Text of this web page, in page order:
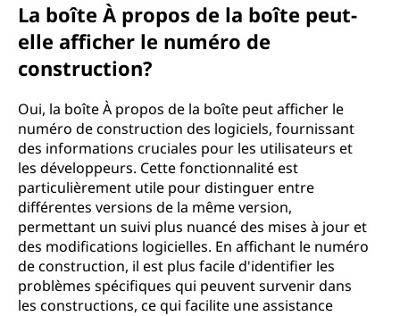
La boîte À propos de la boîte peut-
elle afficher le numéro de
construction?
Oui, la boîte À propos de la boîte peut afficher le
numéro de construction des logiciels, fournissant
des informations cruciales pour les utilisateurs et
les développeurs. Cette fonctionnalité est
particulièrement utile pour distinguer entre
différentes versions de la même version,
permettant un suivi plus nuancé des mises à jour et
des modifications logicielles. En affichant le numéro
de construction, il est plus facile d'identifier les
problèmes spécifiques qui peuvent survenir dans
les constructions, ce qui facilite une assistance